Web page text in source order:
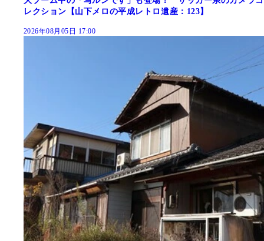
レクション【山下メロの平成レトロ遺産：123】
2026年08月05日 17:00